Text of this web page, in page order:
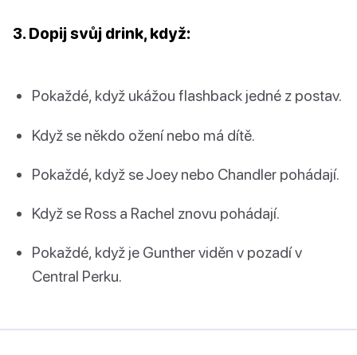
3. Dopij svůj drink, když:
Pokaždé, když ukážou flashback jedné z postav.
Když se někdo ožení nebo má dítě.
Pokaždé, když se Joey nebo Chandler pohádají.
Když se Ross a Rachel znovu pohádají.
Pokaždé, když je Gunther viděn v pozadí v
Central Perku.